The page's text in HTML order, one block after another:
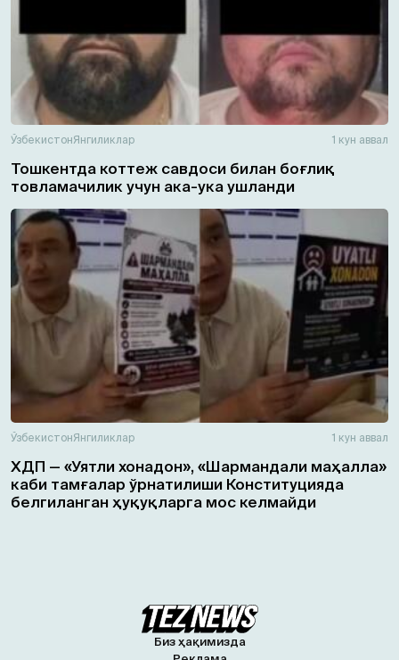
ЎзбекистонЯнгиликлар 1 кун аввал
Тошкентда коттеж савдоси билан боғлиқ
товламачилик учун ака-ука ушланди
ЎзбекистонЯнгиликлар 1 кун аввал
ХДП — «Уятли хонадон», «Шармандали маҳалла»
каби тамғалар ўрнатилиши Конституцияда
белгиланган ҳуқуқларга мос келмайди
Биз ҳақимизда